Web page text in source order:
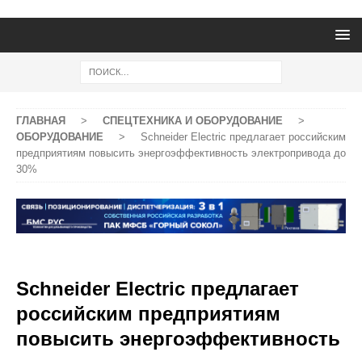
ГЛАВНАЯ > СПЕЦТЕХНИКА И ОБОРУДОВАНИЕ
>
ОБОРУДОВАНИЕ
>
Schneider Electric предлагает российским
предприятиям повысить энергоэффективность электропривода до
30%
Schneider Electric предлагает
российским предприятиям
повысить энергоэффективность